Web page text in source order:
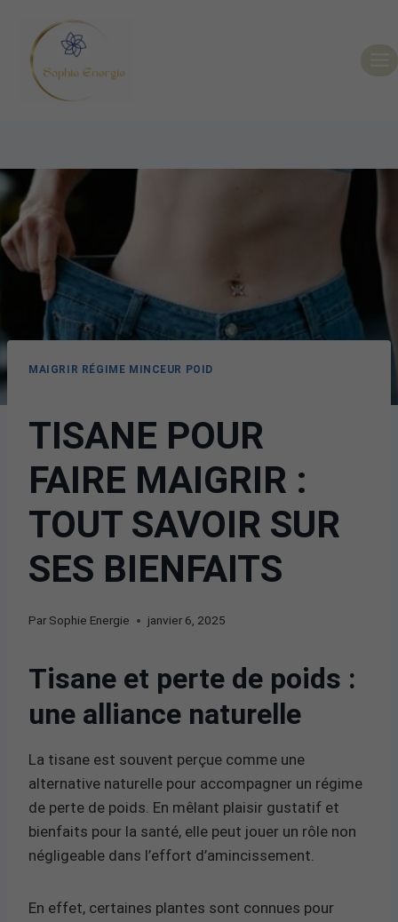
MAIGRIR RÉGIME MINCEUR POID
TISANE POUR
FAIRE MAIGRIR :
TOUT SAVOIR SUR
SES BIENFAITS
Par Sophie Energie janvier 6, 2025
Tisane et perte de poids :
une alliance naturelle
La tisane est souvent perçue comme une
alternative naturelle pour accompagner un régime
de perte de poids. En mêlant plaisir gustatif et
bienfaits pour la santé, elle peut jouer un rôle non
négligeable dans l’effort d’amincissement.
En effet, certaines plantes sont connues pour